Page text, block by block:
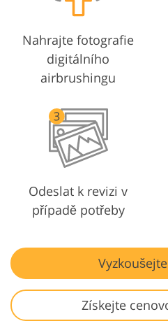
Nahrajte fotografie
digitálního
airbrushingu
Odeslat k revizi v
případě potřeby
Získejte